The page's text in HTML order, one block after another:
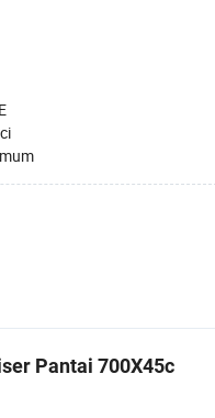
Pantai 700X45c